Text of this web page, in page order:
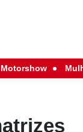
Motorshow